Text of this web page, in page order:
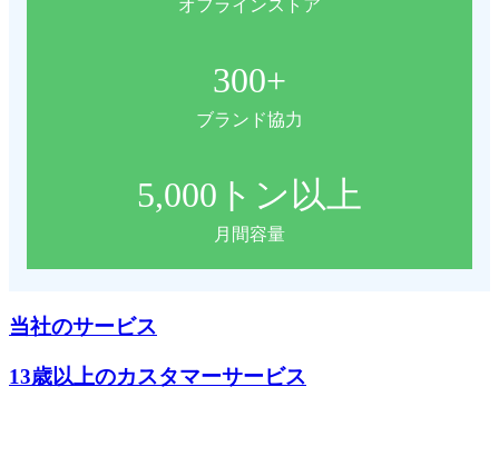
オフラインストア
300+
ブランド協力
5,000 トン以上
月間容量
当社のサービス
13歳以上のカスタマーサービス